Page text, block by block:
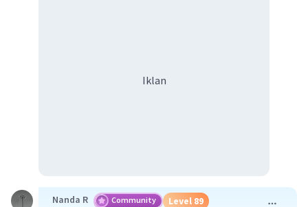
Iklan
Nanda R Community Level 89